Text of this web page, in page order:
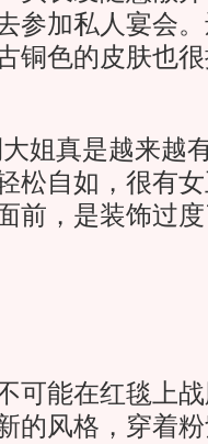
参加私人宴会
铜色的皮肤也
真是越来越
松自如，很有
前，是装饰过
能在红毯上战
的风格，穿着